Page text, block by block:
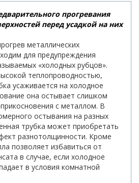
прогревания
перед усадкой на них
металлических
для предупреждения
«холодных рубцов».
теплопроводностью,
усаживается на холодное
она остывает слишком
с металлом. В
остывания на разных
трубка может приобретать
разнотолщинности. Кроме
позволяет избавиться от
в случае, если холодное
в условия комнатной